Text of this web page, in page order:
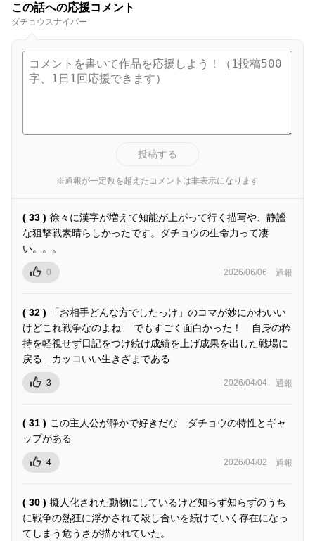
この話への応援コメント
ダチョウスナイパー
投稿する
※通報が一定数を超えたコメントは非表示になります
( 33 ) 徐々に漢字が増えて知能が上がって行く描写や、静謐
な狙撃戦素晴らしかったです。ダチョウの生命力って凄
い。。。
0 2026/06/06 通報
( 32 )
「お相手どんな方でしたっけ」のコマが妙にかわいい
けどこれ戦争なのよね でもすごく面白かった！ 自身の矜
持を軽視せず日記をつけ続け成績を上げ成果を出した戦場に
戻る…カッコいい生きざまである
3 2026/04/04 通報
( 31 ) この主人公が静かで好きだな ダチョウの特性とギャ
ップがある
4 2026/04/02 通報
( 30 ) 擬人化された動物にしているけど知らず知らずのうち
に戦争の熱狂に浮かされて殺し合いを続けていく存在になっ
てしまう危うさが描かれていた。